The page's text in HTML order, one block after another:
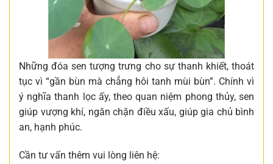
Những đóa sen tượng trưng cho sự thanh khiết, thoát
tục vì “gần bùn mà chẳng hôi tanh mùi bùn”. Chính vì
ý nghĩa thanh lọc ấy, theo quan niệm phong thủy, sen
giúp vượng khí, ngăn chặn điều xấu, giúp gia chủ bình
an, hạnh phúc.
Cần tư vấn thêm vui lòng liên hệ: